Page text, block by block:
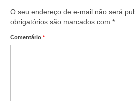
O seu endereço de e-mail não será
obrigatórios são marcados com *
Comentário *